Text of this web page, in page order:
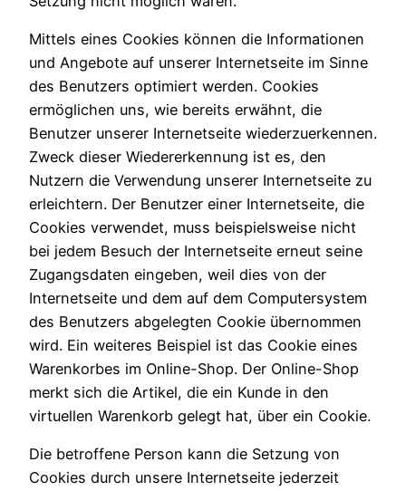
Mittels eines Cookies können die Informationen
und Angebote auf unserer Internetseite im Sinne
des Benutzers optimiert werden. Cookies
ermöglichen uns, wie bereits erwähnt, die
Benutzer unserer Internetseite wiederzuerkennen.
Zweck dieser Wiedererkennung ist es, den
Nutzern die Verwendung unserer Internetseite zu
erleichtern. Der Benutzer einer Internetseite, die
Cookies verwendet, muss beispielsweise nicht
bei jedem Besuch der Internetseite erneut seine
Zugangsdaten eingeben, weil dies von der
Internetseite und dem auf dem Computersystem
des Benutzers abgelegten Cookie übernommen
wird. Ein weiteres Beispiel ist das Cookie eines
Warenkorbes im Online-Shop. Der Online-Shop
merkt sich die Artikel, die ein Kunde in den
virtuellen Warenkorb gelegt hat, über ein Cookie.
Die betroffene Person kann die Setzung von
Cookies durch unsere Internetseite jederzeit